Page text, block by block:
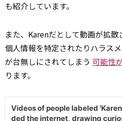
も紹介しています。
また、Karenだとして動画が拡
個人情報を特定されたりハラス
が台無しにされてしまう 可能性
ります。